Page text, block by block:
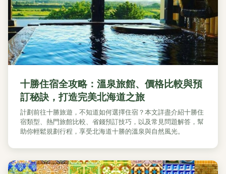
十勝住宿全攻略：溫泉旅館、價格比較與預
訂秘訣，打造完美北海道之旅
計劃前往十勝旅遊，不知道如何選擇住宿？本文詳盡介紹十勝住
宿類型、熱門旅館比較、省錢預訂技巧，以及常見問題解答，幫
助你輕鬆規劃行程，享受北海道十勝的溫泉與自然風光。